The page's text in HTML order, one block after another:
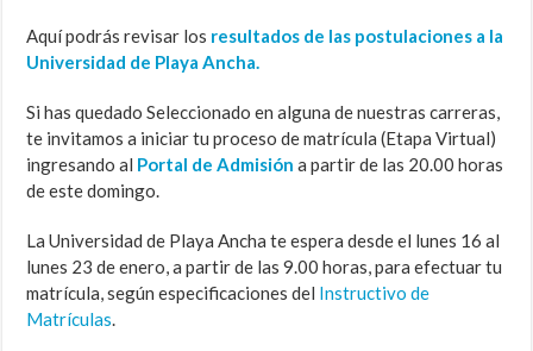
Aquí podrás revisar los resultados de las postulaciones a la
Universidad de Playa Ancha.
Si has quedado Seleccionado en alguna de nuestras carreras,
te invitamos a iniciar tu proceso de matrícula (Etapa Virtual)
ingresando al Portal de Admisión a partir de las 20.00 horas
de este domingo.
La Universidad de Playa Ancha te espera desde el lunes 16 al
lunes 23 de enero, a partir de las 9.00 horas, para efectuar tu
matrícula, según especificaciones del Instructivo de
Matrículas.